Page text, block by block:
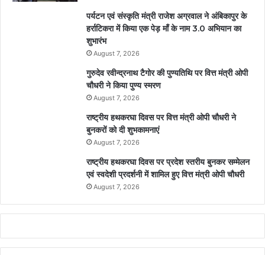
पर्यटन एवं संस्कृति मंत्री राजेश अग्रवाल ने अंबिकापुर के
हर्राटिकरा में किया एक पेड़ माँ के नाम 3.0 अभियान का
शुभारंभ
August 7, 2026
गुरुदेव रवीन्द्रनाथ टैगोर की पुण्यतिथि पर वित्त मंत्री ओपी
चौधरी ने किया पुण्य स्मरण
August 7, 2026
राष्ट्रीय हथकरघा दिवस पर वित्त मंत्री ओपी चौधरी ने
बुनकरों को दी शुभकामनाएं
August 7, 2026
राष्ट्रीय हथकरघा दिवस पर प्रदेश स्तरीय बुनकर सम्मेलन
एवं स्वदेशी प्रदर्शनी में शामिल हुए वित्त मंत्री ओपी चौधरी
August 7, 2026